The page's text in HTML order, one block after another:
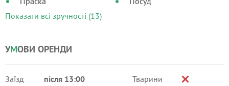
Показати всі зручності (13)
УМОВИ ОРЕНДИ
Заїзд
після 13:00
Тварини